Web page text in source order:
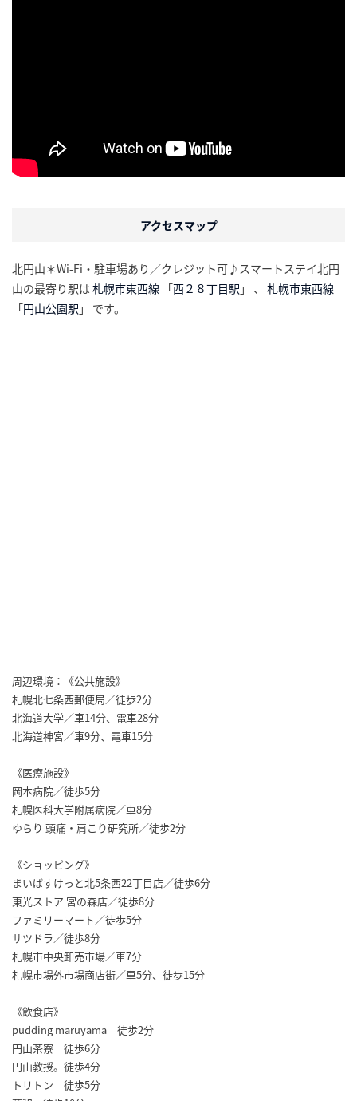
アクセスマップ
北円山＊Wi-Fi・駐車場あり／クレジット可♪スマートステイ北円
山の最寄り駅は 札幌市東西線 「西２８丁目駅 」 、 札幌市東西線
「円山公園駅 」 です。
周辺環境：《公共施設》
札幌北七条西郵便局／徒歩2分
北海道大学／車14分、電車28分
北海道神宮／車9分、電車15分
《医療施設》
岡本病院／徒歩5分
札幌医科大学附属病院／車8分
ゆらり 頭痛・肩こり研究所／徒歩2分
《ショッピング》
まいばすけっと北5条西22丁目店／徒歩6分
東光ストア 宮の森店／徒歩8分
ファミリーマート／徒歩5分
サツドラ／徒歩8分
札幌市中央卸売市場／車7分
札幌市場外市場商店街／車5分、徒歩15分
《飲食店》
pudding maruyama 徒歩2分
円山茶寮 徒歩6分
円山教授。徒歩4分
トリトン 徒歩5分